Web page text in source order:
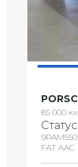
85 000 км
Статус:
FAT AAC